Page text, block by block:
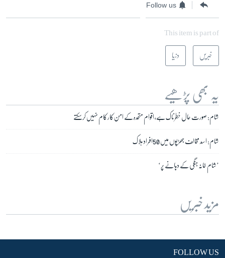
Follow us
This item is part of
خبریں دنیا
یہ بھی پڑھیے
شام: صورت حال خطرناک ہے، اقوام متحدہ کے امن کار کام نہیں کرسکتے
شام: اسد مخالف جھڑپوں میں 50افراد ہلاک
’شام خانہ جنگی کے دہانے پر‘
مزید خبریں
FOLLOW US